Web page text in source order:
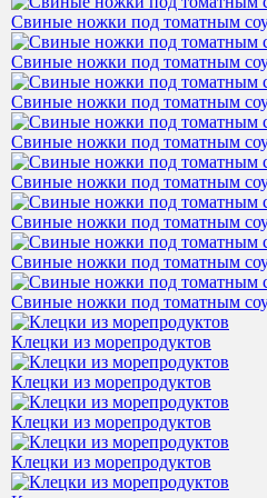
Свиные ножки под томатным
Свиные ножки под томатным
Свиные ножки под томатным
Свиные ножки под томатным
Свиные ножки под томатным
Свиные ножки под томатным
Свиные ножки под томатным
Свиные ножки под томатным
Клецки из морепродуктов
Клецки из морепродуктов
Клецки из морепродуктов
Клецки из морепродуктов